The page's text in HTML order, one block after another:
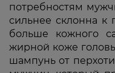
потребностям
сильнее склонна к
больше кожного
жирной коже
шампунь от